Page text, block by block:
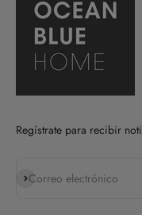
Regístrate para recibir
Correo electrónico
Suscribirse